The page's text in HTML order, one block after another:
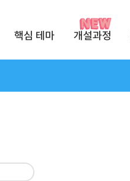
핵심 테마 개설과정